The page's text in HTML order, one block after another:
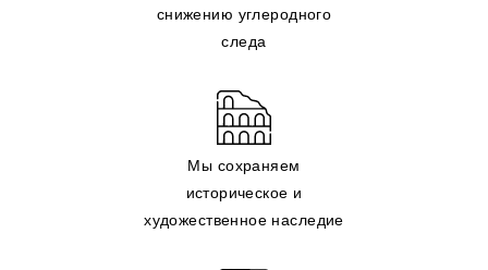
снижению углеродного
следа
Мы сохраняем
историческое и
художественное наследие